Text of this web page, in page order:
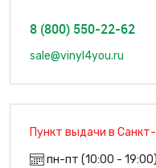
8 (800) 550-22-62
sale@vinyl4you.ru
Пункт выдачи в
пн-пт (10:00 -